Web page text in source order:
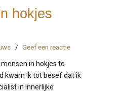
hokjes
/ Geef een reactie
mensen in hokjes te
kwam ik tot besef dat ik
in Innerlijke